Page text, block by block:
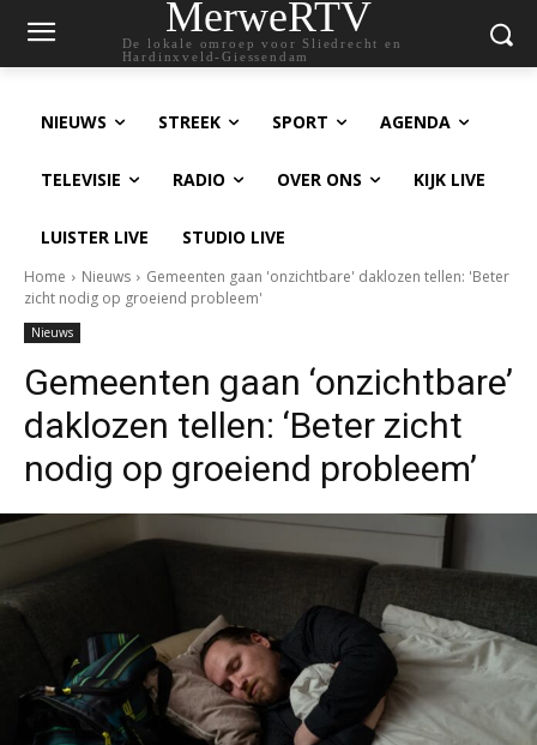
MerweRTV
De lokale omroep voor Sliedrecht en
Hardinxveld-Giessendam
NIEUWS STREEK SPORT AGENDA
TELEVISIE RADIO OVER ONS KIJK LIVE
LUISTER LIVE STUDIO LIVE
Home Nieuws
Gemeenten gaan 'onzichtbare' daklozen tellen: 'Beter
zicht nodig op groeiend probleem'
Nieuws
Gemeenten gaan ‘onzichtbare’
daklozen tellen: ‘Beter zicht
nodig op groeiend probleem’